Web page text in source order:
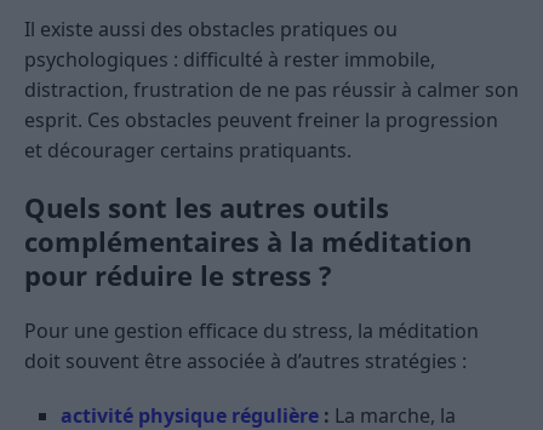
Il existe aussi des obstacles pratiques ou
psychologiques : difficulté à rester immobile,
distraction, frustration de ne pas réussir à calmer son
esprit. Ces obstacles peuvent freiner la progression
et décourager certains pratiquants.
Quels sont les autres outils
complémentaires à la méditation
pour réduire le stress ?
Pour une gestion efficace du stress, la méditation
doit souvent être associée à d’autres stratégies :
activité physique régulière : La marche, la